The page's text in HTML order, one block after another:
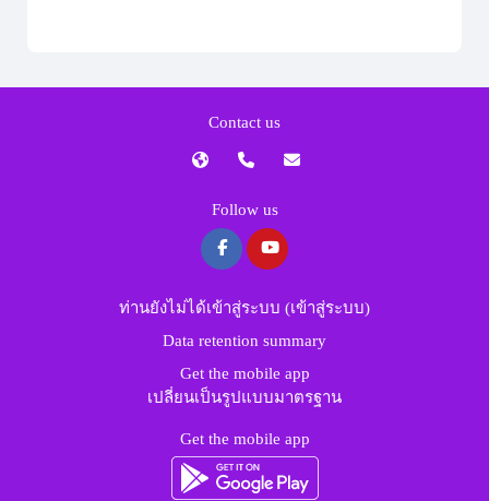
Contact us
Follow us
ท่านยังไม่ได้เข้าสู่ระบบ (เข้าสู่ระบบ)
Data retention summary
Get the mobile app
เปลี่ยนเป็นรูปแบบมาตรฐาน
Get the mobile app